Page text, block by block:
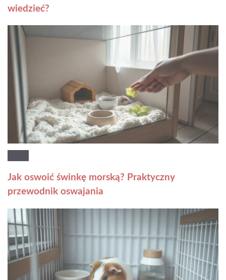
wiedzieć?
Jak oswoić świnkę morską? Praktyczny
przewodnik oswajania